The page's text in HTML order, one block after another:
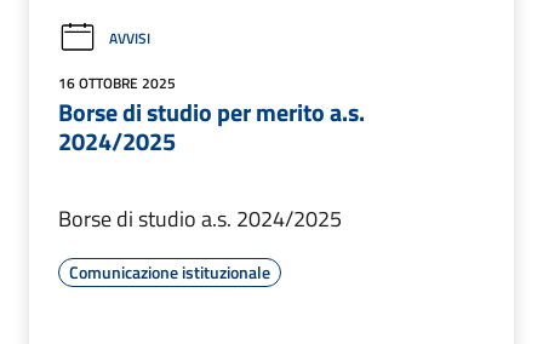
AVVISI
16 OTTOBRE 2025
Borse di studio per merito a.s.
2024/2025
Borse di studio a.s. 2024/2025
Comunicazione istituzionale